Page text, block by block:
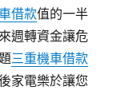
借款值的一半
週轉資金讓危
三重機車借款
家電樂於讓您